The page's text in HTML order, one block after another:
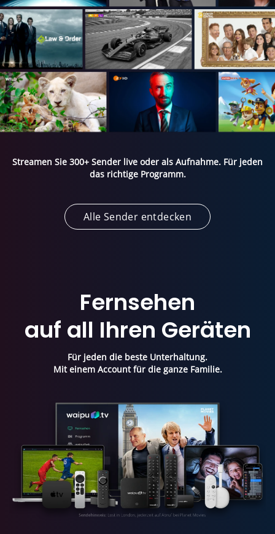
Streamen Sie 300+ Sender live oder als Aufnahme. Für jeden
das richtige Programm.
Alle Sender entdecken
Fernsehen
auf all Ihren Geräten
Für jeden die beste Unterhaltung.
Mit einem Account für die ganze Familie.